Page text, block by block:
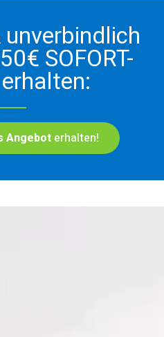
SOFORT-
Angebot erhalten!